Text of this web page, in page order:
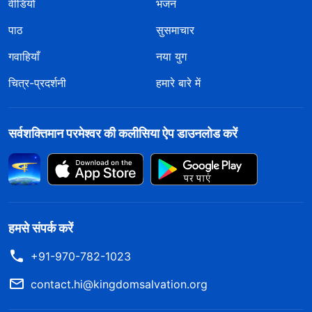
वीडियो
भजन
पाठ
सुसमाचार
गवाहियाँ
नया युग
चित्र-प्रदर्शनी
हमारे बारे में
सर्वशक्तिमान परमेश्वर की कलीसिया ऐप डाउनलोड करें
हमसे संपर्क करें
+91-970-782-1023
contact.hi@kingdomsalvation.org